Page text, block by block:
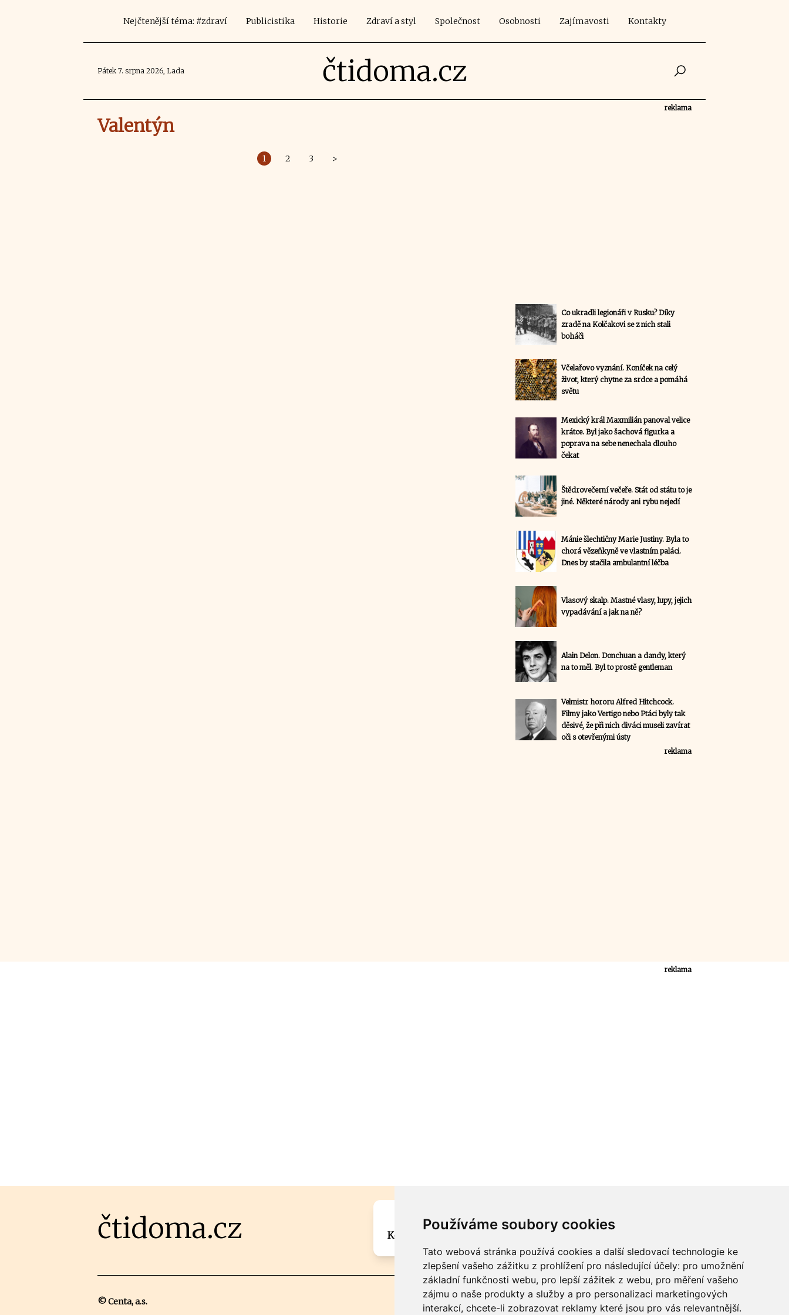
Používáme soubory cookies
Tato webová stránka používá cookies a další sledovací technologie ke
zlepšení vašeho zážitku z prohlížení pro následující účely: pro umožnění
základní funkčnosti webu, pro lepší zážitek z webu, pro měření vašeho
zájmu o naše produkty a služby a pro personalizaci marketingových
interakcí, chcete-li zobrazovat reklamy které jsou pro vás relevantnější.
Nejčtenější téma: #zdraví Publicistika Historie Zdraví a styl Společnost Osobnosti Zajímavosti Kontakty
Pátek 7. srpna 2026, Lada čtidoma.cz
Valentýn
1 2 3 >
reklama
Co ukradli legionáři v Rusku? Díky
zradě na Kolčakovi se z nich stali
boháči
Včelařovo vyznání. Koníček na celý
život, který chytne za srdce a pomáhá
světu
Mexický král Maxmilián panoval velice
krátce. Byl jako šachová figurka a
poprava na sebe nenechala dlouho
čekat
Štědrovečerní večeře. Stát od státu to je
jiné. Některé národy ani rybu nejedí
Mánie šlechtičny Marie Justiny. Byla to
chorá vězeňkyně ve vlastním paláci.
Dnes by stačila ambulantní léčba
Vlasový skalp. Mastné vlasy, lupy, jejich
vypadávání a jak na ně?
Alain Delon. Donchuan a dandy, který
na to měl. Byl to prostě gentleman
Velmistr hororu Alfred Hitchcock.
Filmy jako Vertigo nebo Ptáci byly tak
děsivé, že při nich diváci museli zavírat
oči s otevřenými ústy
reklama
reklama
čtidoma.cz
Máte zajímavou informaci? Chcete spolupracovat?
Kontaktujte šéfredaktora Martina Chalupu:
© Centa, a.s.